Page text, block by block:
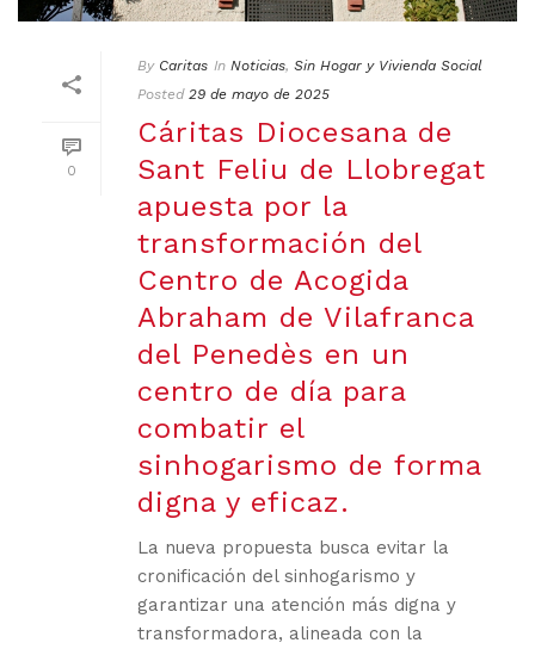
0
By Caritas In Noticias, Sin Hogar y Vivienda Social
Posted 29 de mayo de 2025
Cáritas Diocesana de
Sant Feliu de Llobregat
apuesta por la
transformación del
Centro de Acogida
Abraham de Vilafranca
del Penedès en un
centro de día para
combatir el
sinhogarismo de forma
digna y eficaz.
La nueva propuesta busca evitar la
cronificación del sinhogarismo y
garantizar una atención más digna y
transformadora, alineada con la